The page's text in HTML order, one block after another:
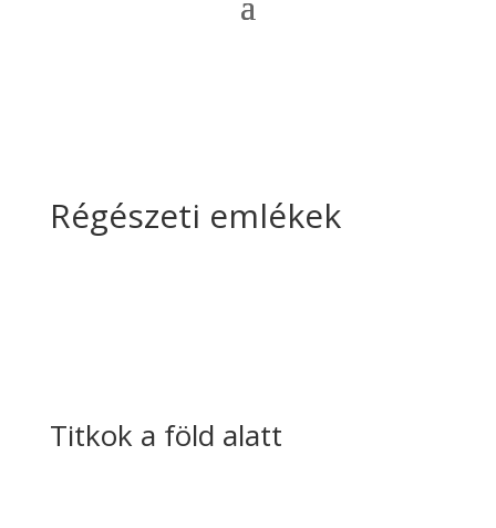
Régészeti emlékek
Titkok a föld alatt